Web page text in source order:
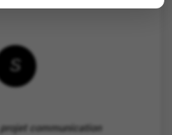
S
projet communication